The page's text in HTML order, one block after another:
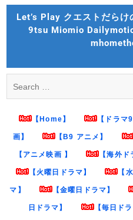
Skip
Let’s Play クエストだら
9tsu Miomio
for:
【Home】 【ドラマ
画】 【B9 アニメ】
【アニメ映画 】 【海外ド
【火曜日ドラマ】 【
マ】 【金曜日ドラマ】
日ドラマ】 【毎日ドラ